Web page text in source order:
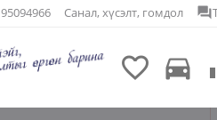
95094966 Санал, хүсэлт, гомдол question_answer
 directions_car